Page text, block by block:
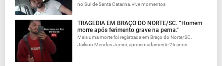
no Sul de Santa Catarina, vive momentos
TRAGÉDIA EM BRAÇO DO NORTE/SC. “Homem
morre após ferimento grave na perna.”
Mais uma morte foi registrada em Braço do Norte/SC.
Jailson Mendes Junior, aproximadamente 26 anos